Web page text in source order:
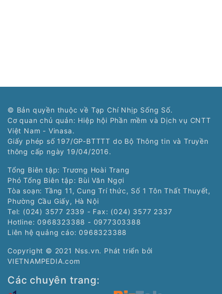
© Bản quyền thuộc về Tạp Chí Nhịp Sống Số.
Cơ quan chủ quản: Hiệp hội Phần mềm và Dịch vụ CNTT
Việt Nam - Vinasa.
Giấy phép số 197/GP-BTTTT do Bộ Thông tin và Truyền
thông cấp ngày 19/04/2016.
Tổng Biên tập: Trương Hoài Trang
Phó Tổng Biên tập: Bùi Văn Ngợi
Tòa soạn: Tầng 11, Cung Trí thức, Số 1 Tôn Thất Thuyết,
Phường Cầu Giấy, Hà Nội
Tel: (024) 3577 2339 - Fax: (024) 3577 2337
Hotline: 0968323388 - 0977303388
Liên hệ quảng cáo: 0968323388
Copyright © 2021 Nss.vn. Phát triển bởi
VIETNAMPEDIA.com
Các chuyên trang: